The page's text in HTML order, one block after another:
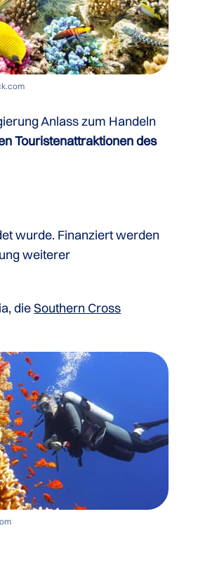
Anlass zum Handeln
Touristenattraktionen des
wurde. Finanziert werden
weiterer
dieSouthern Cross